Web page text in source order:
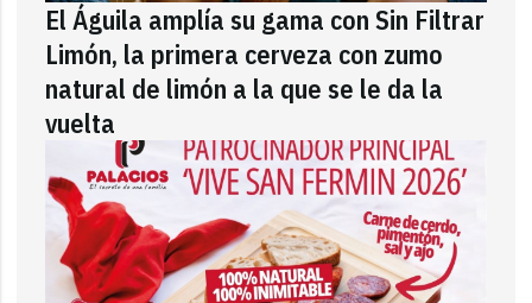
El Águila amplía su gama con Sin Filtrar
Limón, la primera cerveza con zumo
natural de limón a la que se le da la
vuelta